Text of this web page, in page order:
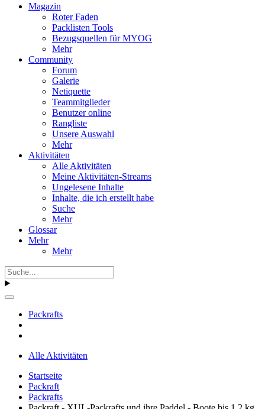
Magazin
Roter Faden
Packlisten Tools
Bezugsquellen für MYOG
Mehr
Community
Forum
Galerie
Netiquette
Teammitglieder
Benutzer online
Rangliste
Unsere Auswahl
Mehr
Aktivitäten
Alle Aktivitäten
Meine Aktivitäten-Streams
Ungelesene Inhalte
Inhalte, die ich erstellt habe
Suche
Mehr
Glossar
Mehr
Mehr
Packrafts
Alle Aktivitäten
Startseite
Packraft
Packrafts